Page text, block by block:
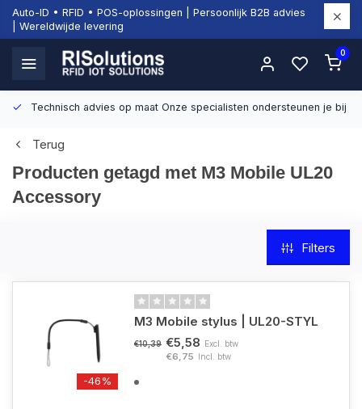
Auto-ID • RFID • POS-oplossingen | Persoonlijk B2B advies
| Wereldwijde levering
0
Technisch advies op maat Onze specialisten ondersteunen je bij
Terug
Producten getagd met M3 Mobile UL20
Accessory
Filters
-46%
M3 Mobile stylus | UL20-STYL
€10,39 €5,58 Excl. btw
€6,75 Incl. btw